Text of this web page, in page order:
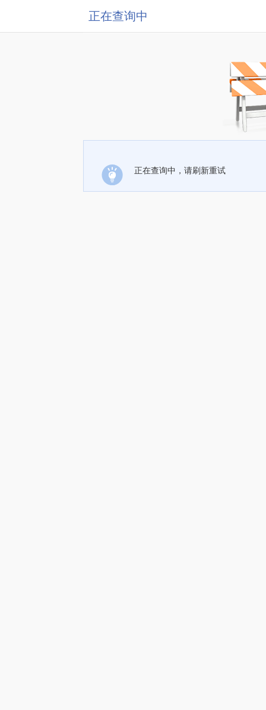
正在查询中
正在查询中，请刷新重试